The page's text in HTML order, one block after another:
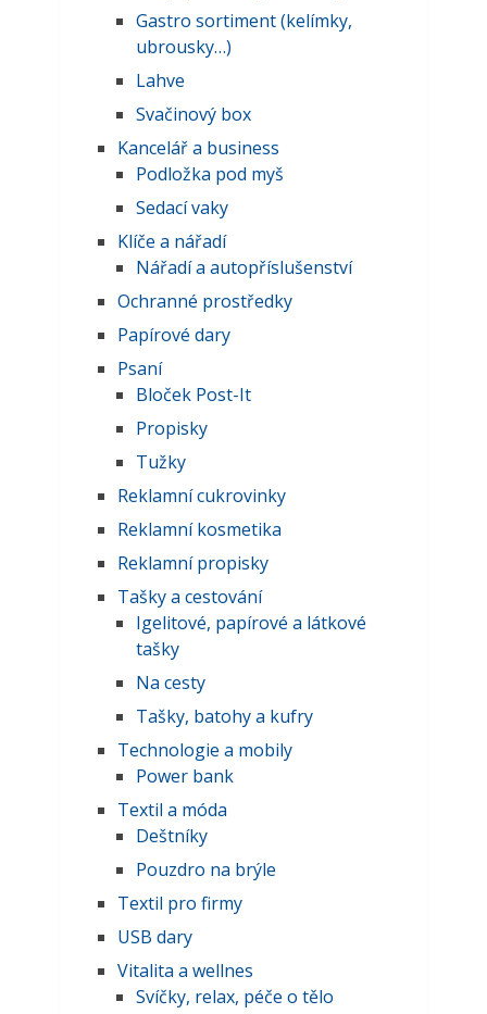
Gastro sortiment (kelímky,
ubrousky…)
Lahve
Svačinový box
Kancelář a business
Podložka pod myš
Sedací vaky
Klíče a nářadí
Nářadí a autopříslušenství
Ochranné prostředky
Papírové dary
Psaní
Bloček Post-It
Propisky
Tužky
Reklamní cukrovinky
Reklamní kosmetika
Reklamní propisky
Tašky a cestování
Igelitové, papírové a látkové
tašky
Na cesty
Tašky, batohy a kufry
Technologie a mobily
Power bank
Textil a móda
Deštníky
Pouzdro na brýle
Textil pro firmy
USB dary
Vitalita a wellnes
Svíčky, relax, péče o tělo